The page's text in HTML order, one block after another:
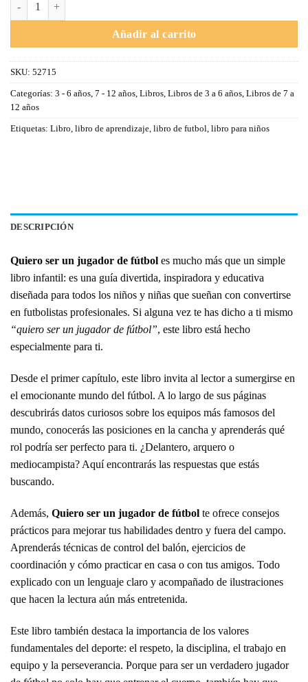
Añadir al carrito
SKU: 52715
Categorías: 3 - 6 años, 7 - 12 años, Libros, Libros de 3 a 6 años, Libros de 7 a
12 años
Etiquetas: Libro, libro de aprendizaje, libro de futbol, libro para niños
DESCRIPCIÓN
Quiero ser un jugador de fútbol es mucho más que un simple
libro infantil: es una guía divertida, inspiradora y educativa
diseñada para todos los niños y niñas que sueñan con convertirse
en futbolistas profesionales. Si alguna vez te has dicho a ti mismo
“quiero ser un jugador de fútbol”, este libro está hecho
especialmente para ti.
Desde el primer capítulo, este libro invita al lector a sumergirse en
el emocionante mundo del fútbol. A lo largo de sus páginas
descubrirás datos curiosos sobre los equipos más famosos del
mundo, conocerás las posiciones en la cancha y aprenderás qué
rol podría ser perfecto para ti. ¿Delantero, arquero o
mediocampista? Aquí encontrarás las respuestas que estás
buscando.
Además, Quiero ser un jugador de fútbol te ofrece consejos
prácticos para mejorar tus habilidades dentro y fuera del campo.
Aprenderás técnicas de control del balón, ejercicios de
coordinación y cómo practicar en casa o con tus amigos. Todo
explicado con un lenguaje claro y acompañado de ilustraciones
que hacen la lectura aún más entretenida.
Este libro también destaca la importancia de los valores
fundamentales del deporte: el respeto, la disciplina, el trabajo en
equipo y la perseverancia. Porque para ser un verdadero jugador